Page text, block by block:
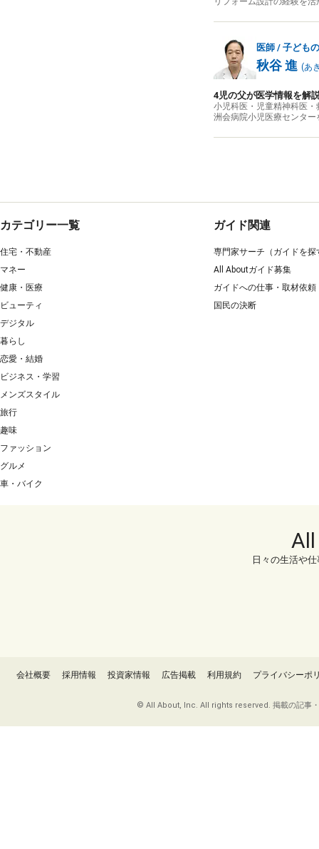
医師 / 子ども
秋谷 進 (あ
4児の父が医学情報を解
小児科医・児童精神科医
洲会病院小児医療センタ
カテゴリー一覧
住宅・不動産
マネー
健康・医療
ビューティ
デジタル
暮らし
恋愛・結婚
ビジネス・学習
メンズスタイル
旅行
趣味
ファッション
グルメ
車・バイク
ガイド関連
専門家サーチ（ガイドを探
All Aboutガイド募集
ガイドへの仕事・取材依頼
国民の決断
日々の生活や
会社概要 採用情報 投資家情報 広告掲載 利用規約 プライバシーポ
© All About, Inc. All rights reserved. 掲載の記事・